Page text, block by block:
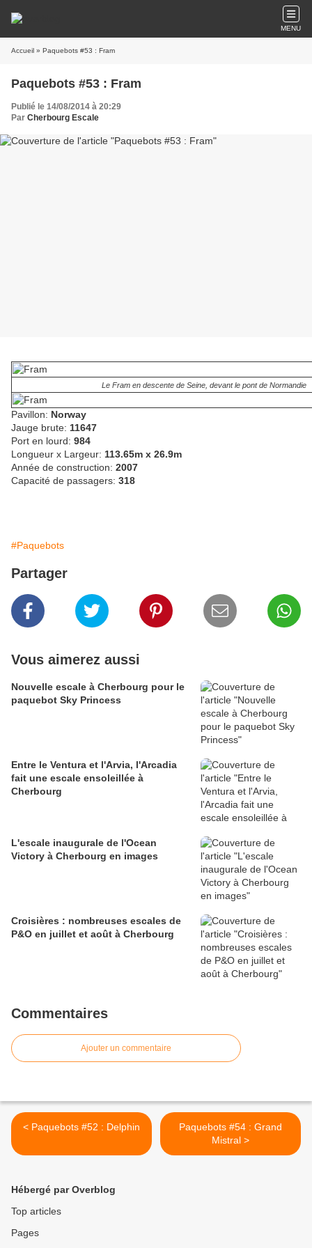
MENU
Accueil » Paquebots #53 : Fram
Paquebots #53 : Fram
Publié le 14/08/2014 à 20:29
Par Cherbourg Escale
Le Fram en descente de Seine, devant le pont de Normandie
Pavillon: Norway
Jauge brute: 11647
Port en lourd: 984
Longueur x Largeur: 113.65m x 26.9m
Année de construction: 2007
Capacité de passagers: 318
#Paquebots
Partager
Vous aimerez aussi
Nouvelle escale à Cherbourg pour le
paquebot Sky Princess
Entre le Ventura et l'Arvia, l'Arcadia
fait une escale ensoleillée à
Cherbourg
L'escale inaugurale de l'Ocean
Victory à Cherbourg en images
Croisières : nombreuses escales de
P&O en juillet et août à Cherbourg
Commentaires
Ajouter un commentaire
< Paquebots #52 : Delphin
Paquebots #54 : Grand
Mistral >
Hébergé par Overblog
Top articles
Pages